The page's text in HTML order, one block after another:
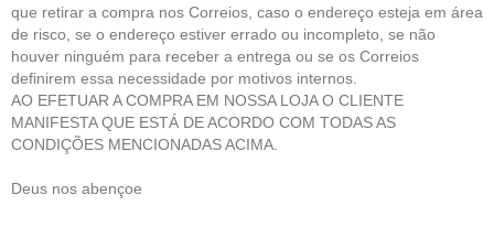
que retirar a compra nos Correios, caso o endereço esteja em área
de risco, se o endereço estiver errado ou incompleto, se não
houver ninguém para receber a entrega ou se os Correios
definirem essa necessidade por motivos internos.
AO EFETUAR A COMPRA EM NOSSA LOJA O CLIENTE
MANIFESTA QUE ESTÁ DE ACORDO COM TODAS AS
CONDIÇÕES MENCIONADAS ACIMA.
Deus nos abençoe